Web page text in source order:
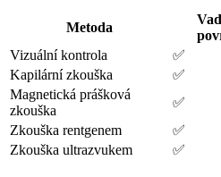
Metoda
Vizuální kontrola
✅
Kapilární zkouška
✅
Magnetická prášková
zkouška
✅
Zkouška rentgenem
✅
Zkouška ultrazvukem
✅